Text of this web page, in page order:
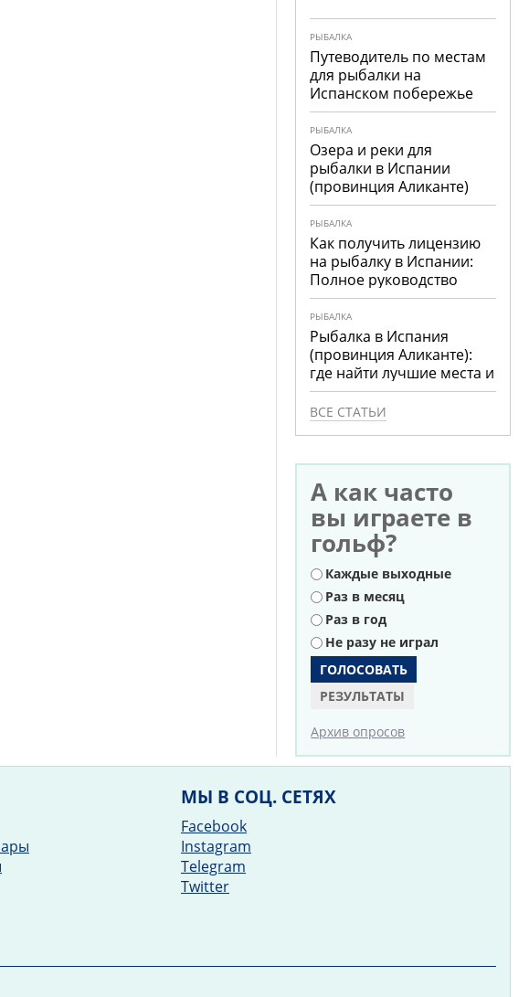
РЫБАЛКА
Путеводитель по местам
для рыбалки на
Испанском побережье
РЫБАЛКА
Озера и реки для
рыбалки в Испании
(провинция Аликанте)
РЫБАЛКА
Как получить лицензию
на рыбалку в Испании:
Полное руководство
РЫБАЛКА
Рыбалка в Испания
(провинция Аликанте):
где найти лучшие места и
что ловить
ВСЕ СТАТЬИ
А как часто
вы играете в
гольф?
Варианты
Каждые выходные
Раз в месяц
Раз в год
Не разу не играл
РЕЗУЛЬТАТЫ
Архив опросов
МЫ В СОЦ. СЕТЯХ
Facebook
Instagram
Telegram
Twitter